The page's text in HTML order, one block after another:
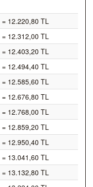
= 12.220,80 TL
= 12.312,00 TL
= 12.403,20 TL
= 12.494,40 TL
= 12.585,60 TL
= 12.676,80 TL
= 12.768,00 TL
= 12.859,20 TL
= 12.950,40 TL
= 13.041,60 TL
= 13.132,80 TL